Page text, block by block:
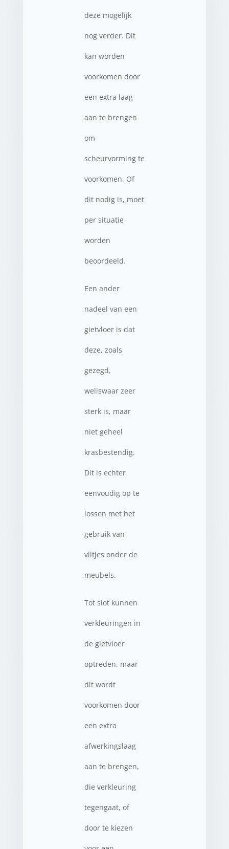
deze mogelijk
nog verder. Dit
kan worden
voorkomen door
een extra laag
aan te brengen
om
scheurvorming te
voorkomen. Of
dit nodig is, moet
per situatie
worden
beoordeeld.
Een ander
nadeel van een
gietvloer is dat
deze, zoals
gezegd,
weliswaar zeer
sterk is, maar
niet geheel
krasbestendig.
Dit is echter
eenvoudig op te
lossen met het
gebruik van
viltjes onder de
meubels.
Tot slot kunnen
verkleuringen in
de gietvloer
optreden, maar
dit wordt
voorkomen door
een extra
afwerkingslaag
aan te brengen,
die verkleuring
tegengaat, of
door te kiezen